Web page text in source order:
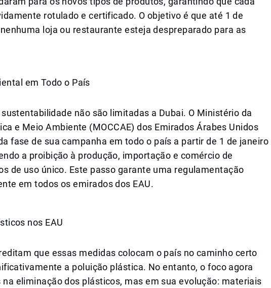
rotulado e certificado. O objetivo é que até 1 de
loja ou restaurante esteja despreparado para as
em Todo o País
não são limitadas a Dubai. O Ministério da
e Meio Ambiente (MOCCAE) dos Emirados Árabes Unidos
fase de sua campanha em todo o país a partir de 1 de janeiro
a proibição à produção, importação e comércio de
de uso único. Este passo garante uma regulamentação
em todos os emirados dos EAU.
nos EAU
que essas medidas colocam o país no caminho certo
a poluição plástica. No entanto, o foco agora
na eliminação dos plásticos, mas em sua evolução: materiais